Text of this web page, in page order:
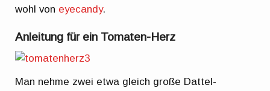
wohl von eyecandy.
Anleitung für ein Tomaten-Herz
Man nehme zwei etwa gleich große Dattel-